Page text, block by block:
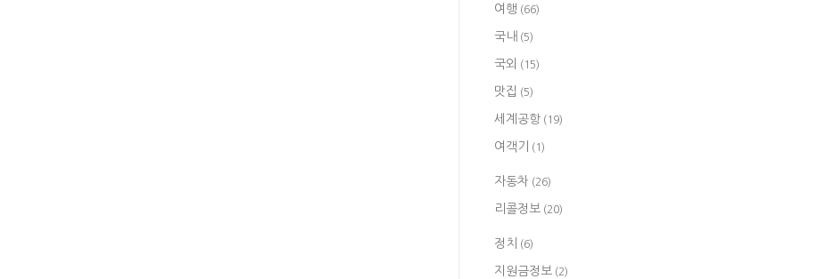
여행 (66)
국내 (5)
국외 (15)
맛집 (5)
세계공항 (19)
여객기 (1)
자동차 (26)
리콜정보 (20)
정치 (6)
지원금정보 (2)